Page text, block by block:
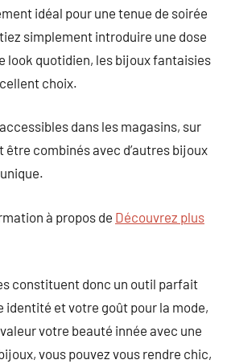
idéal pour une tenue de soirée
simplement introduire une dose
look quotidien, les bijoux fantaisies
choix.
dans les magasins, sur
combinés avec d’autres bijoux
à propos de Découvrez plus
constituent donc un outil parfait
identité et votre goût pour la mode,
votre beauté innée avec une
vous pouvez vous rendre chic,